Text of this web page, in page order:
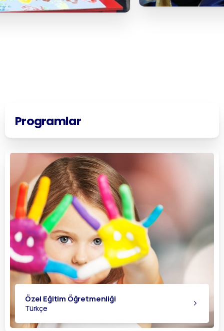
Programlar
Özel Eğitim Öğretmenliği
Türkçe